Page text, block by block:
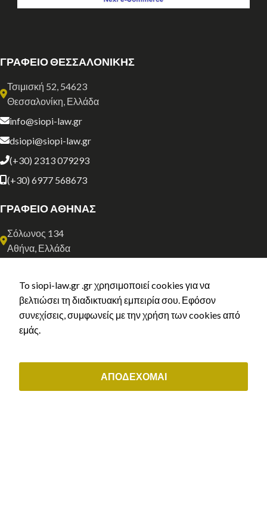
ΓΡΑΦΕΙΟ ΘΕΣΣΑΛΟΝΙΚΗΣ
Τσιμισκή 52, 54623
Θεσσαλονίκη, Ελλάδα
info@siopi-law.gr
dsiopi@siopi-law.gr
(+30) 2313 079293
(+30) 6977 568673
ΓΡΑΦΕΙΟ ΑΘΗΝΑΣ
Σόλωνος 134
Αθήνα, Ελλάδα
(+30) 211 0035843
ΟΙ ΥΠΗΡΕΣΙΕΣ ΜΑΣ
Μεταναστευτικό δίκαιο & δίκαιο ιθαγένειας
To siopi-law.gr .gr χρησιμοποιεί cookies για να
βελτιώσει τη διαδικτυακή εμπειρία σου. Εφόσον
συνεχίσεις, συμφωνείς με την χρήση των cookies από
εμάς.
ΑΠΟΔΕΧΟΜΑΙ